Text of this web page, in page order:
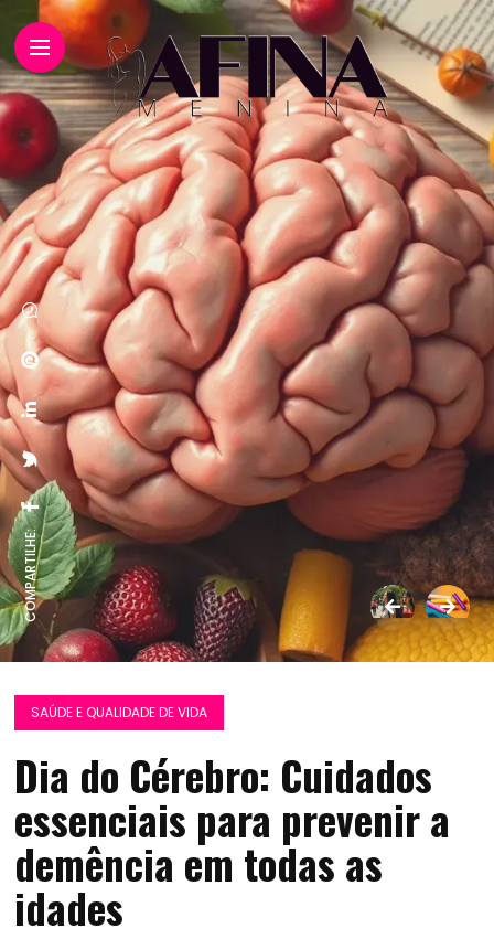
COMPARTILHE:
SAÚDE E QUALIDADE DE VIDA
Dia do Cérebro: Cuidados
essenciais para prevenir a
demência em todas as
idades